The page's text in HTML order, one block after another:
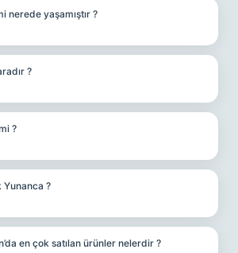
nerede yaşamıştır ?
?
?
Yunanca ?
en çok satılan ürünler nelerdir ?